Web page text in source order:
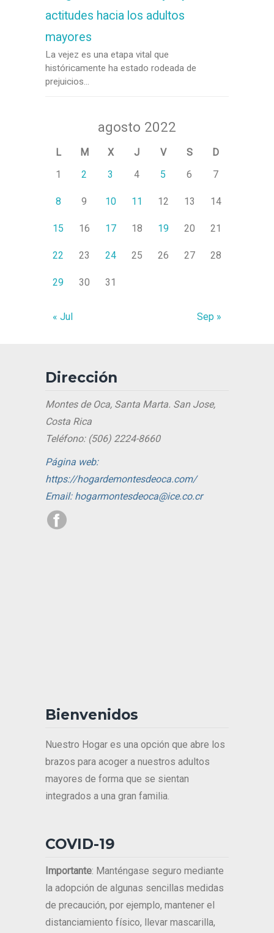
actitudes hacia los adultos
mayores
La vejez es una etapa vital que
históricamente ha estado rodeada de
prejuicios...
agosto 2022
L M X J V S
D
1
2 3 4 5 6 7
8 9 10 11 12 13 14
15 16 17 18 19 20 21
22 23 24 25 26 27 28
29 30 31
« Jul Sep »
Dirección
Montes de Oca, Santa Marta. San Jose,
Costa Rica
Teléfono: (506) 2224-8660
Página web:
https://hogardemontesdeoca.com/
Email: hogarmontesdeoca@ice.co.cr
Bienvenidos
Nuestro Hogar es una opción que abre los
brazos para acoger a nuestros adultos
mayores de forma que se sientan
integrados a una gran familia.
COVID-19
Importante: Manténgase seguro mediante
la adopción de algunas sencillas medidas
de precaución, por ejemplo, mantener el
distanciamiento físico, llevar mascarilla,